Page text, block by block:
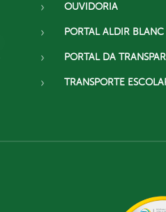
OUVIDORIA
PORTAL ALDIR BLANC
PORTAL DA
TRANSPORTE